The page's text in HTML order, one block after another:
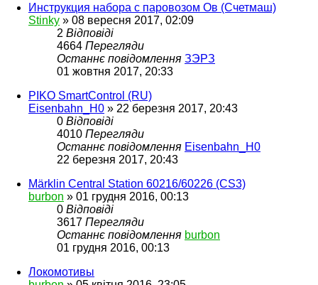
Инструкция набора с паровозом Ов (Счетмаш)
Stinky » 08 вересня 2017, 02:09
2 Відповіді
4664 Перегляди
Останнє повідомлення ЗЭРЗ
01 жовтня 2017, 20:33
PIKO SmartControl (RU)
Eisenbahn_H0 » 22 березня 2017, 20:43
0 Відповіді
4010 Перегляди
Останнє повідомлення Eisenbahn_H0
22 березня 2017, 20:43
Märklin Central Station 60216/60226 (CS3)
burbon » 01 грудня 2016, 00:13
0 Відповіді
3617 Перегляди
Останнє повідомлення burbon
01 грудня 2016, 00:13
Локомотивы